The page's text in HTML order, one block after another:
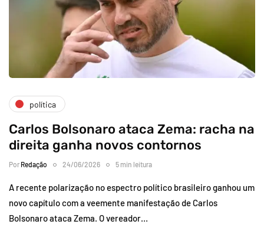
política
Carlos Bolsonaro ataca Zema: racha na
direita ganha novos contornos
Por Redação 24/06/2026 5 min leitura
A recente polarização no espectro político brasileiro ganhou um
novo capítulo com a veemente manifestação de Carlos
Bolsonaro ataca Zema. O vereador…